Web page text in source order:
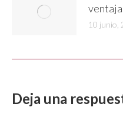
10 junio,
Deja una